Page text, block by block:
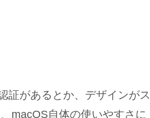
証があるとか、デザインがス
macOS自体の使いやすさに